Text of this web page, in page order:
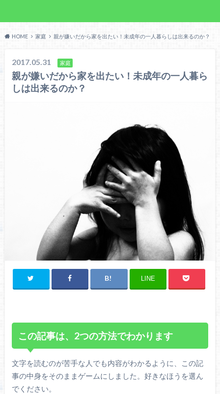
HOME 家庭 親が嫌いだから家を出たい！未成年の一人暮らしは出来るのか？
2017.05.31 家庭
親が嫌いだから家を出たい！未成年の一人暮ら
しは出来るのか？
LINE
この記事は、2つの方法でわかります
文字を読むのが苦手な人でも内容がわかるように、この記
事の中身をそのままゲームにしました。好きなほうを選ん
でください。